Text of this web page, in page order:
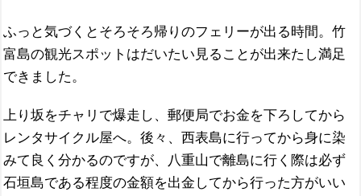
ふっと気づくとそろそろ帰りのフェリーが出る時間。竹
富島の観光スポットはだいたい見ることが出来たし満足
できました。
上り坂をチャリで爆走し、郵便局でお金を下ろしてから
レンタサイクル屋へ。後々、西表島に行ってから身に染
みて良く分かるのですが、八重山で離島に行く際は必ず
石垣島である程度の金額を出金してから行った方がいい